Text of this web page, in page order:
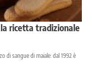
la ricetta tradizionale
di sangue di maiale: dal 1992 è